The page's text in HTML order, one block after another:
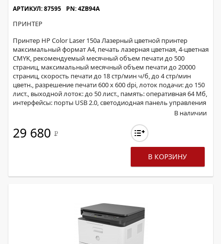
АРТИКУЛ: 87595 PN: 4ZB94A
ПРИНТЕР
Принтер HP Color Laser 150a Лазерный цветной принтер
максимальный формат A4, печать лазерная цветная, 4-цветная
CMYK, рекомендуемый месячный объем печати до 500
страниц, максимальный месячный объем печати до 20000
страниц, скорость печати до 18 стр/мин ч/б, до 4 стр/мин
цветн., разрешение печати 600 x 600 dpi, лоток подачи: до 150
лист., выходной лоток: до 50 лист., память: оперативная 64 Мб,
интерфейсы: порты USB 2.0, светодиодная панель управления
В наличии
29 680 Р
В КОРЗИНУ